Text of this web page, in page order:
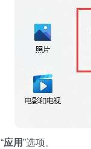
应用”选项。